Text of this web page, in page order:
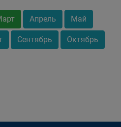
Апрель Май
Сентябрь Октябрь